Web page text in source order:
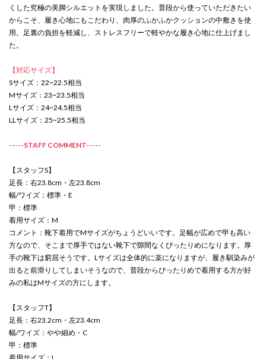
くした究極の美脚シルエットを実現しました。普段から使っていただきたい
からこそ、履き心地にもこだわり、肉厚のふかふかクッションの中敷きを使
用。足裏の負担を軽減し、ストレスフリーで軽やかな履き心地に仕上げまし
た。
【対応サイズ】
Sサイズ：22~22.5相当
Mサイズ：23~23.5相当
Lサイズ：24~24.5相当
LLサイズ：25~25.5相当
-----STAFF COMMENT-----
【スタッフS】
足長：右23.8cm・左23.8cm
幅/ワイズ：標準・E
甲：標準
着用サイズ：M
コメント：靴下着用でMサイズがちょうどいいです。足幅が広めで甲も高い
方なので、そこまで厚手ではない靴下で隙間なくぴったりめになります。厚
手の靴下は窮屈そうです。Lサイズは全体的に楽になりますが、履き馴染みが
出ると前滑りしてしまいそうなので、普段からぴったりめで着用する方が好
みの私はMサイズの方にします。
【スタッフT】
足長：右23.2cm・左23.4cm
幅/ワイズ：やや細め・C
甲：標準